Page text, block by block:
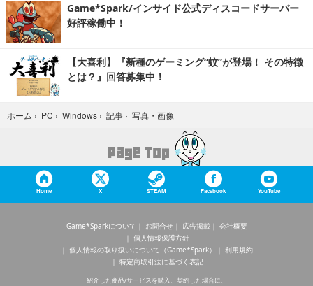
Game*Spark/インサイド公式ディスコードサーバー
好評稼働中！
【大喜利】『新種のゲーミング“蚊”が登場！ その特徴
とは？』回答募集中！
ホーム › PC › Windows › 記事 › 写真・画像
Home X STEAM Facebook YouTube
Game*Sparkについて お問合せ 広告掲載
会社概要
個人情報保護方針
個人情報の取り扱いについて（Game*Spark）
利用規約
特定商取引法に基づく表記
紹介した商品/サービスを購入、契約した場合に、